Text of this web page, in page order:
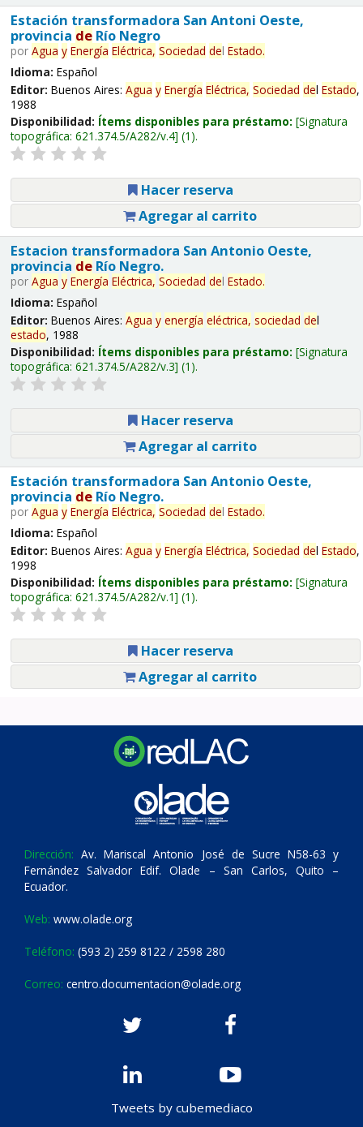
Estación transformadora San Antoni Oeste,
provincia deRío Negro
por Agua y Energía Eléctrica, Sociedad del Estado.
Idioma: Español
Editor: Buenos Aires: Agua y Energía Eléctrica, Sociedad del Estado,
1988
Disponibilidad: Ítems disponibles para préstamo: Signatura
topográfica: 621.374.5/A282/v.4 (1).
Hacer reserva
Agregar al carrito
Estacion transformadora San Antonio Oeste,
provincia deRío Negro.
por Agua y Energía Eléctrica, Sociedad del Estado.
Idioma: Español
Editor: Buenos Aires: Agua y energía eléctrica, sociedad del
estado, 1988
Disponibilidad: Ítems disponibles para préstamo: Signatura
topográfica: 621.374.5/A282/v.3 (1).
Hacer reserva
Agregar al carrito
Estación transformadora San Antonio Oeste,
provincia deRío Negro.
por Agua y Energía Eléctrica, Sociedad del Estado.
Idioma: Español
Editor: Buenos Aires: Agua y Energía Eléctrica, Sociedad del Estado,
1998
Disponibilidad: Ítems disponibles para préstamo: Signatura
topográfica: 621.374.5/A282/v.1 (1).
Hacer reserva
Agregar al carrito
Dirección: Av. Mariscal Antonio José de Sucre N58-63 y
Fernández Salvador Edif. Olade – San Carlos, Quito –
Ecuador.
Web: www.olade.org
Teléfono: (593 2) 259 8122 / 2598 280
Correo: centro.documentacion@olade.org
Tweets by cubemediaco